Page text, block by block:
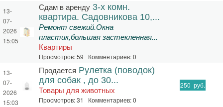
13-
07-
2026
15:05
Сдам в аренду 3-х комн.
квартира. Садовникова 10,...
Ремонт свежий.Окна
пластик,большая застекленная...
Квартиры
Просмотров: 59 Комментариев: 0
13-
07-
2026
15:03
Продается Рулетка (поводок)
для собак , до 30...
Товары для животных
Просмотров: 31 Комментариев: 0
250 руб.